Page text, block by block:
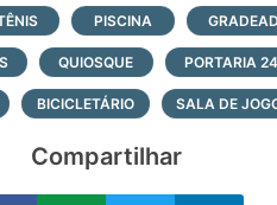
PISCINA
QUIOSQUE PORTARIA
BICICLETÁRIO SALA DE
Compartilhar